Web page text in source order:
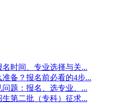
时间、专业选择与关...
备？报名前必看的4步...
题：报名、选专业、...
第二批（专科）征求...